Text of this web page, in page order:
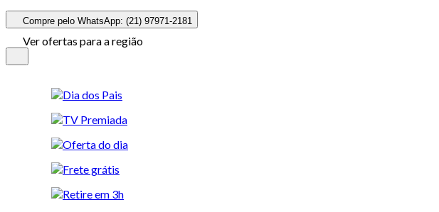
Compre pelo WhatsApp: (21) 97971-2181
Ver ofertas para a região